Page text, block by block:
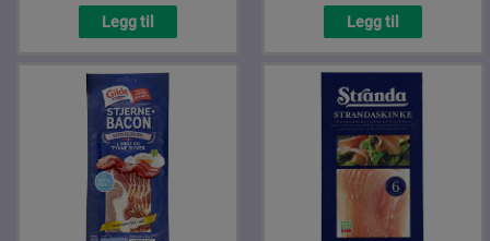
Legg til Legg til